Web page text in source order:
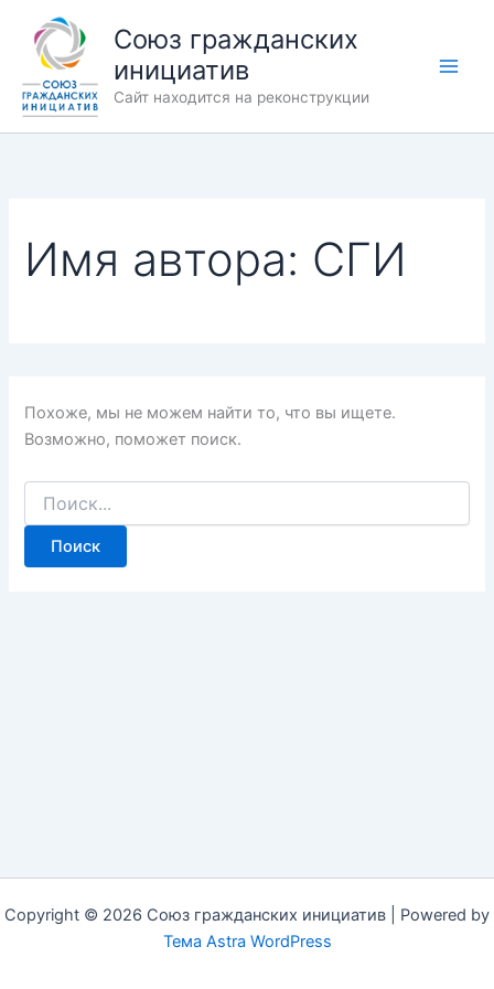
Перейти
содержимому
Союз гражданских
инициатив
Сайт находится на реконструкции
Имя автора: СГИ
Похоже, мы не можем найти то, что вы ищете.
Возможно, поможет поиск.
Copyright © 2026 Союз гражданских инициатив | Powered by
Тема Astra WordPress